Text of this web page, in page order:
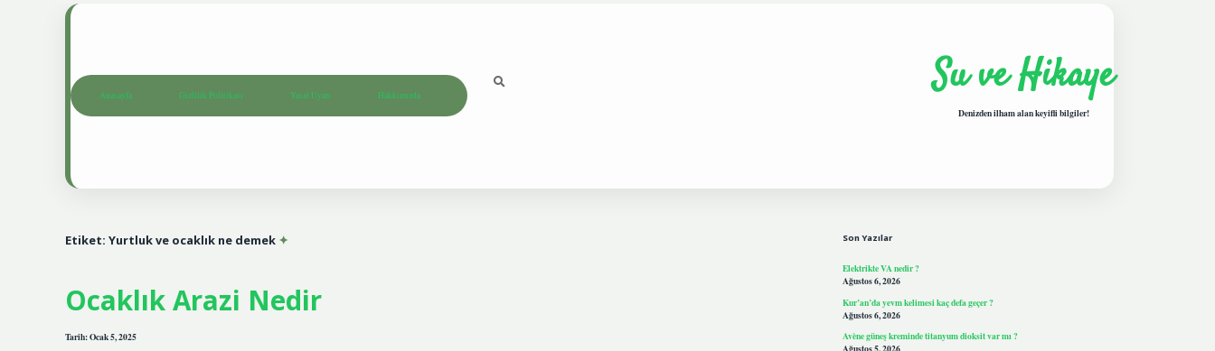
Anasayfa Gizlilik Politikası Yasal Uyarı Hakkımızda Su ve Hikaye
Denizden ilham alan keyifli bilgiler!
Etiket: Yurtluk ve ocaklık ne demek
Ocaklık Arazi Nedir
Tarih: Ocak 5, 2025
Son Yazılar
Elektrikte VA nedir ?
Ağustos 6, 2026
Kur’an’da yevm kelimesi kaç defa geçer ?
Ağustos 6, 2026
Avène güneş kreminde titanyum dioksit var mı ?